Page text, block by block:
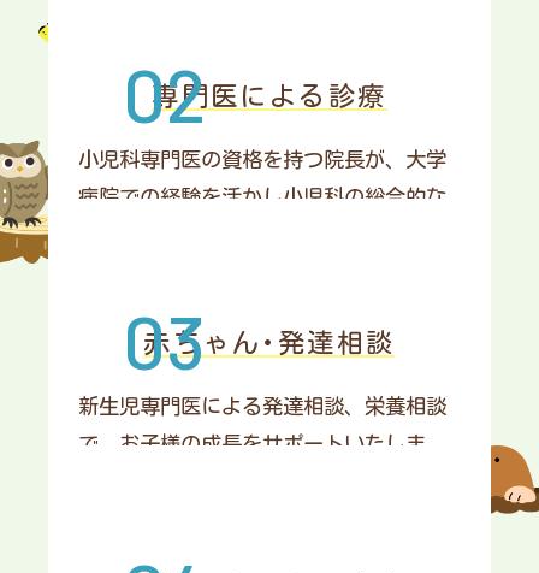
Instagramの開始
舌下免疫療法の開始について
専門医による診療
小児科専門医の資格を持つ院長が、大学
病院での経験を活かし小児科の総合的な
赤ちゃん･発達相談
新生児専門医による発達相談、栄養相談
で、お子様の成長をサポートいたしま